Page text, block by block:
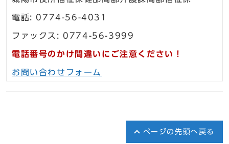
電話: 0774-56-4031
ファックス: 0774-56-3999
電話番号のかけ間違いにご注意ください！
お問い合わせフォーム
ページの先頭へ戻る